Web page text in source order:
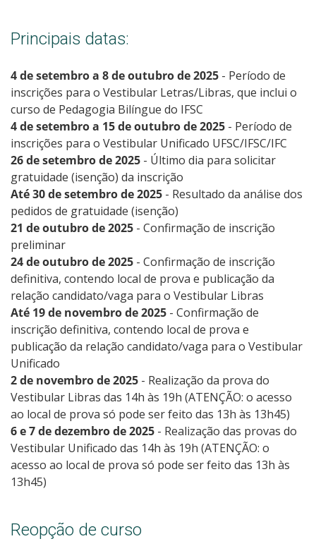
Principais datas:
4 de setembro a 8 de outubro de 2025 - Período de
inscrições para o Vestibular Letras/Libras, que inclui o
curso de Pedagogia Bilíngue do IFSC
4 de setembro a 15 de outubro de 2025 - Período de
inscrições para o Vestibular Unificado UFSC/IFSC/IFC
26 de setembro de 2025 - Último dia para solicitar
gratuidade (isenção) da inscrição
Até 30 de setembro de 2025 - Resultado da análise dos
pedidos de gratuidade (isenção)
21 de outubro de 2025 - Confirmação de inscrição
preliminar
24 de outubro de 2025 - Confirmação de inscrição
definitiva, contendo local de prova e publicação da
relação candidato/vaga para o Vestibular Libras
Até 19 de novembro de 2025 - Confirmação de
inscrição definitiva, contendo local de prova e
publicação da relação candidato/vaga para o Vestibular
Unificado
2 de novembro de 2025 - Realização da prova do
Vestibular Libras das 14h às 19h (ATENÇÃO: o acesso
ao local de prova só pode ser feito das 13h às 13h45)
6 e 7 de dezembro de 2025 - Realização das provas do
Vestibular Unificado das 14h às 19h (ATENÇÃO: o
acesso ao local de prova só pode ser feito das 13h às
13h45)
Reopção de curso